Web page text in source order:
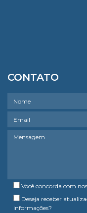
CONTATO
Você concorda com
Deseja receber
informações?